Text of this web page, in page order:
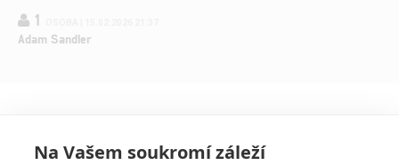
1
Adam Sandler
Na Vašem soukromí záleží